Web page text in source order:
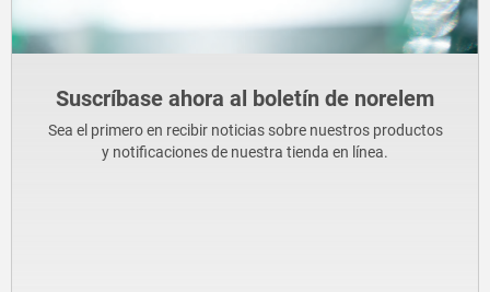
Suscríbase ahora al boletín de norelem
Sea el primero en recibir noticias sobre nuestros productos
y notificaciones de nuestra tienda en línea.